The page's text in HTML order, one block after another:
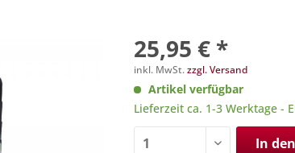
25,95 € *
inkl. MwSt.zzgl. Versand
Artikel verfügbar
Lieferzeit ca. 1-3 Werktage -
In den